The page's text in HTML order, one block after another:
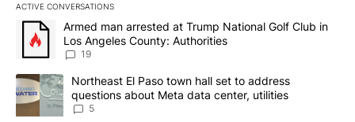
ACTIVE CONVERSATIONS
The following is a list of the most commented articles in the last
A trending article titled "Armed man arrested at Trump National
Armed man arrested at Trump National Golf Club in
Los Angeles County: Authorities
19
A trending article titled "Northeast El Paso town hall set to
Northeast El Paso town hall set to address
questions about Meta data center, utilities
5